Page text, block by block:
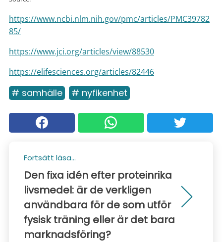
https://www.ncbi.nlm.nih.gov/pmc/articles/PMC39782
85/
https://www.jci.org/articles/view/88530
https://elifesciences.org/articles/82446
# samhälle # nyfikenhet
Fortsätt läsa...
Den fixa idén efter proteinrika
livsmedel: är de verkligen
användbara för de som utför
fysisk träning eller är det bara
marknadsföring?